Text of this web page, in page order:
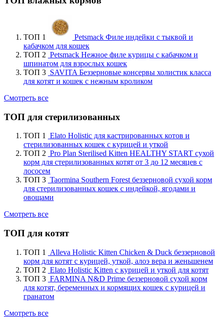
ТОП 1
Petsmack Филе индейки с тыквой и
кабачком для кошек
ТОП 2 Petsmack Нежное филе курицы с кабачком и
шпинатом для взрослых кошек
ТОП 3 SAVITA Беззерновые консервы холистик класса
для котят и кошек с нежным кроликом
Смотреть все
ТОП для стерилизованных
ТОП 1 Elato Holistic для кастрированных котов и
стерилизованных кошек с курицей и уткой
ТОП 2 Pro Plan Sterilised Kitten HEALTHY START сухой
корм для стерилизованных котят от 3 до 12 месяцев с
лососем
ТОП 3 Taormina Southern Forest беззерновой сухой корм
для стерилизованных кошек с индейкой, ягодами и
овощами
Смотреть все
ТОП для котят
ТОП 1
Alleva Holistic Kitten Chicken & Duck беззерновой
корм для котят с курицей, уткой, алоэ вера и женьшенем
ТОП 2 Elato Holistic Kitten с курицей и уткой для котят
ТОП 3 FARMINA N&D Prime беззерновой сухой корм
для котят, беременных и кормящих кошек с курицей и
гранатом
Смотреть все